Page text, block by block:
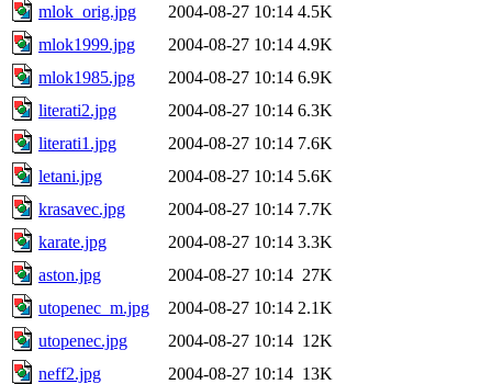
mlok_orig.jpg
2004-08-27 10:14 4.5K
mlok1999.jpg
2004-08-27 10:14 4.9K
mlok1985.jpg
2004-08-27 10:14 6.9K
literati2.jpg
2004-08-27 10:14 6.3K
literati1.jpg
2004-08-27 10:14 7.6K
letani.jpg
2004-08-27 10:14 5.6K
krasavec.jpg
2004-08-27 10:14 7.7K
karate.jpg
2004-08-27 10:14 3.3K
aston.jpg
2004-08-27 10:14 27K
utopenec_m.jpg
2004-08-27 10:14 2.1K
utopenec.jpg
2004-08-27 10:14 12K
neff2.jpg
2004-08-27 10:14 13K